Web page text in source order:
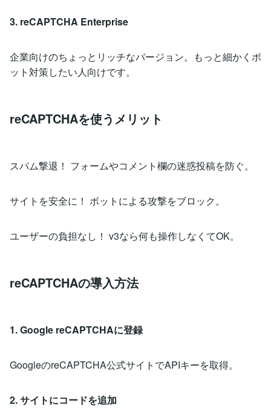
3. reCAPTCHA Enterprise
企業向けのちょっとリッチなバージョン。もっと細かくボ
ット対策したい人向けです。
reCAPTCHAを使うメリット
スパム撃退！ フォームやコメント欄の迷惑投稿を防ぐ。
サイトを安全に！ ボットによる攻撃をブロック。
ユーザーの負担なし！ v3なら何も操作しなくてOK。
reCAPTCHAの導入方法
1. Google reCAPTCHAに登録
GoogleのreCAPTCHA公式サイトでAPIキーを取得。
2. サイトにコードを追加